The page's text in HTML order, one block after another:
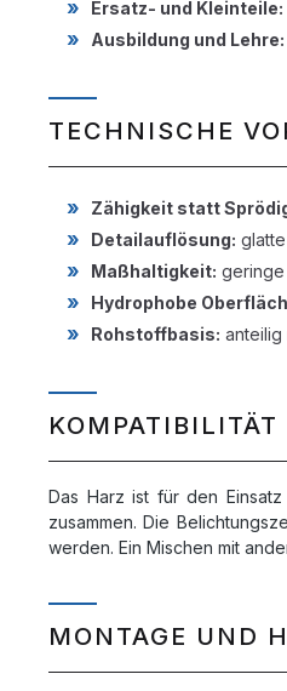
Ersatz- und Kleinteile:
Ausbildung und Lehre:
TECHNISCHE
Zähigkeit statt
Detailauflösung:
Maßhaltigkeit: geringe
Hydrophobe
Rohstoffbasis: anteilig
KOMPATIBILITÄT
Das Harz ist für den Einsatz
zusammen. Die
werden. Ein Mischen mit
MONTAGE UND